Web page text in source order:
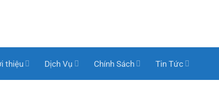
thiệu Dịch Vụ Chính Sách Tin Tức